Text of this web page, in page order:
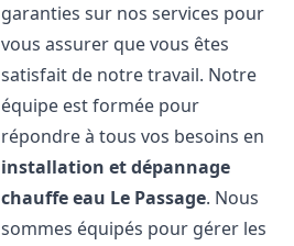
garanties sur nos services pour
vous assurer que vous êtes
satisfait de notre travail. Notre
équipe est formée pour
répondre à tous vos besoins en
installation et dépannage
chauffe eau Le Passage. Nous
sommes équipés pour gérer les